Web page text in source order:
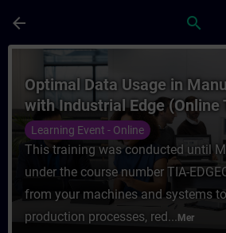
arrow_back search
Kurs - Optimal Data
Optimal Data Usage in
with Industrial Edge (Online
Learning Event - Online
This training was conducted until
under the course number TIA-
from your machines and systems
production processes, red... Mer